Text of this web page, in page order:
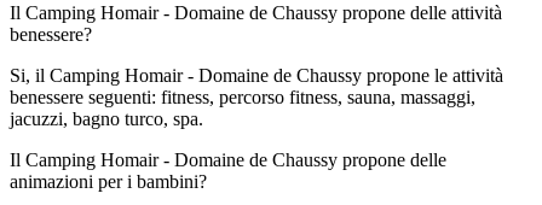
Il Camping Homair - Domaine de Chaussy propone delle attività
benessere?
Si, il Camping Homair - Domaine de Chaussy propone le attività
benessere seguenti: fitness, percorso fitness, sauna, massaggi,
jacuzzi, bagno turco, spa.
Il Camping Homair - Domaine de Chaussy propone delle
animazioni per i bambini?